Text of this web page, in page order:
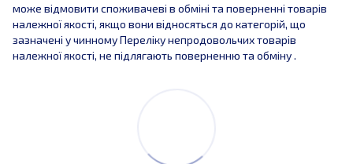
може відмовити споживачеві в обміні та поверненні товарів
належної якості, якщо вони відносяться до категорій, що
зазначені у чинному Переліку непродовольчих товарів
належної якості, не підлягають поверненню та обміну .